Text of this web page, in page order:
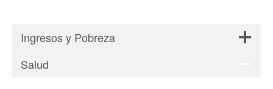
Ingresos y Pobreza
Salud